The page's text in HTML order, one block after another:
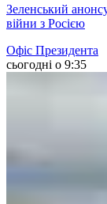
Зеленський
війни з Росією
Офіс Президента
сьогодні о 9:35